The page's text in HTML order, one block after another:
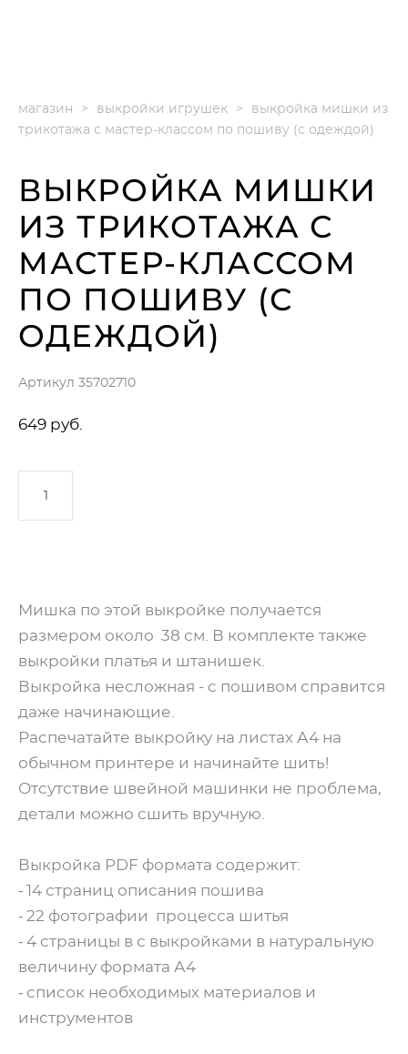
магазин > выкройки игрушек >
выкройка мишки из
трикотажа с мастер-классом по пошиву (с одеждой)
ВЫКРОЙКА МИШКИ
ИЗ ТРИКОТАЖА С
МАСТЕР-КЛАССОМ
ПО ПОШИВУ (С
ОДЕЖДОЙ)
Артикул 35702710
649 pуб.
Мишка по этой выкройке получается
размером около 38 см. В комплекте также
выкройки платья и штанишек.
Выкройка несложная - с пошивом справится
даже начинающие.
Распечатайте выкройку на листах А4 на
обычном принтере и начинайте шить!
Отсутствие швейной машинки не проблема,
детали можно сшить вручную.
Выкройка PDF формата содержит:
⁃ 14 страниц описания пошива
⁃ 22 фотографии процесса шитья
⁃ 4 страницы в с выкройками в натуральную
величину формата А4
⁃ список необходимых материалов и
инструментов